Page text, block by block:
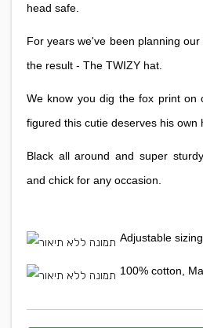
head safe.
For years we've been planning
the result - The TWIZY hat.
We know you dig the fox print on
figured this cutie deserves his own
Black all around and super
and chick for any occasion.
Adjustable
100% cotton,